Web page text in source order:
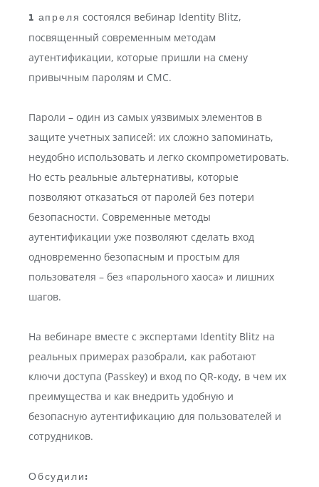
1 апреля состоялся вебинар Identity Blitz,
посвященный современным методам
аутентификации, которые пришли на смену
привычным паролям и СМС.
Пароли – один из самых уязвимых элементов в
защите учетных записей: их сложно запоминать,
неудобно использовать и легко скомпрометировать.
Но есть реальные альтернативы, которые
позволяют отказаться от паролей без потери
безопасности. Современные методы
аутентификации уже позволяют сделать вход
одновременно безопасным и простым для
пользователя – без «парольного хаоса» и лишних
шагов.
На вебинаре вместе с экспертами Identity Blitz на
реальных примерах разобрали, как работают
ключи доступа (Passkey) и вход по QR-коду, в чем их
преимущества и как внедрить удобную и
безопасную аутентификацию для пользователей и
сотрудников.
Обсудили: